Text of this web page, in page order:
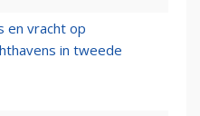
en vracht op
in tweede